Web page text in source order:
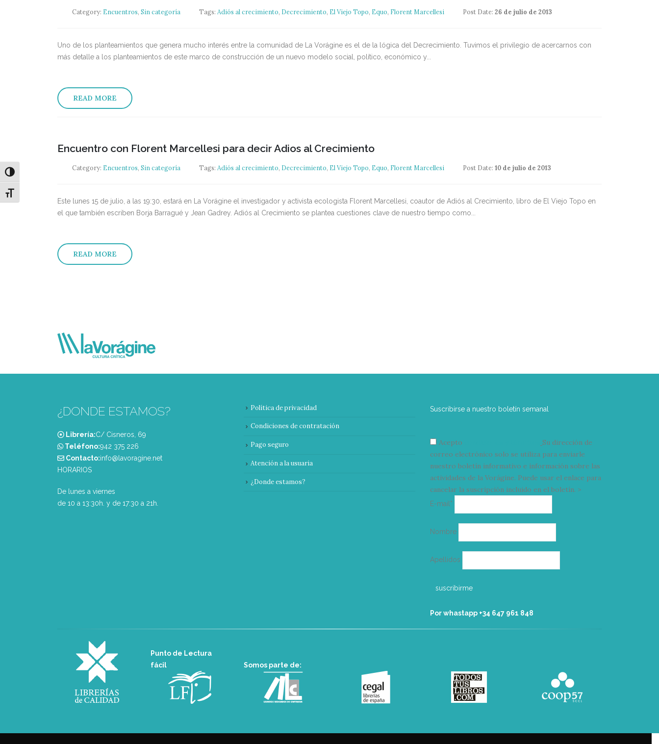
Alternar alto contraste
Alternar tamaño de letra
Category: Encuentros, Sin categoría Tags: Adiós al crecimiento, Decrecimiento, El Viejo Topo, Equo, Florent Marcellesi Post Date: 26 de julio de 2013
Uno de los planteamientos que genera mucho interés entre la comunidad de La Vorágine es el de la lógica del Decrecimiento. Tuvimos el privilegio de acercarnos con
más detalle a los planteamientos de este marco de construcción de un nuevo modelo social, político, económico y...
READ MORE
Encuentro con Florent Marcellesi para decir Adios al Crecimiento
Category: Encuentros, Sin categoría Tags: Adiós al crecimiento, Decrecimiento, El Viejo Topo, Equo, Florent Marcellesi Post Date: 10 de julio de 2013
Este lunes 15 de julio, a las 19:30, estará en La Vorágine el investigador y activista ecologista Florent Marcellesi, coautor de Adiós al Crecimiento, libro de El Viejo Topo en
el que también escriben Borja Barragué y Jean Gadrey. Adiós al Crecimiento se plantea cuestiones clave de nuestro tiempo como...
READ MORE
¿DONDE ESTAMOS?
Librería:C/ Cisneros, 69
Teléfono:‭942 375 226‬
Contacto:info@lavoragine.net
HORARIOS
De lunes a viernes
de 10 a 13:30h. y de 17:30 a 21h.
Política de privacidad
Condiciones de contratación
Pago seguro
Atención a la usuaria
¿Donde estamos?
Suscribirse a nuestro boletín semanal
Acepto
Su dirección de
correo electrónico solo se utiliza para enviarle
nuestro boletín informativo e información sobre las
actividades de la Vorágine. Puede usar el enlace para
cancelar la suscripción incluido en el boletín. >
E-mail*
electrónico
Nombre
Apellidos
Por whastapp +34 ‭647 961 848‬
Punto de Lectura
fácil
Somos parte de: